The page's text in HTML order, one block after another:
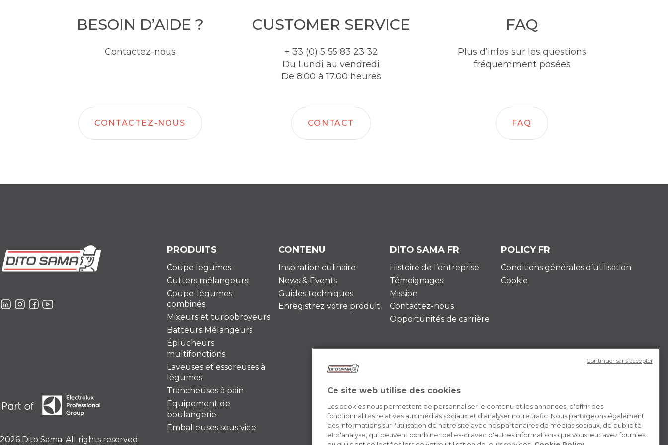
BESOIN D’AIDE ?
Contactez-nous
CONTACTEZ-NOUS
CUSTOMER SERVICE
+ 33 (0) 5 55 83 23 32
Du Lundi au vendredi
De 8:00 à 17:00 heures
CONTACT
FAQ
Plus d’infos sur les questions
fréquemment posées
FAQ
2026 Dito Sama. All rights reserved.
PRODUITS
Coupe legumes
Cutters mélangeurs
Coupe-légumes
combinés
Mixeurs et turbobroyeurs
Batteurs Mélangeurs
Éplucheurs
multifonctions
Laveuses et essoreuses à
légumes
Trancheuses à pain
Equipement de
boulangerie
Emballeuses sous vide
CONTENU
Inspiration culinaire
News & Events
Guides techniques
Enregistrez votre produit
DITO SAMA FR
Histoire de l’entreprise
Témoignages
Mission
Contactez-nous
Opportunités de carrière
POLICY FR
Conditions générales d’utilisation
Cookie
Ce site web utilise des cookies
Les cookies nous permettent de personnaliser le contenu et les annonces, d'offrir des
fonctionnalités relatives aux médias sociaux et d'analyser notre trafic. Nous partageons également
des informations sur l'utilisation de notre site avec nos partenaires de médias sociaux, de publicité
et d'analyse, qui peuvent combiner celles-ci avec d'autres informations que vous leur avez fournies
Continuer sans accepter